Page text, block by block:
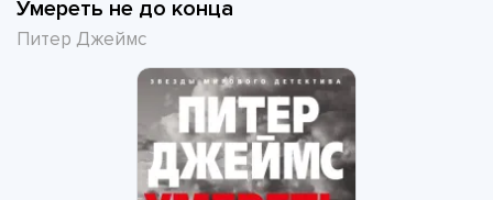
Умереть не до конца
Питер Джеймс